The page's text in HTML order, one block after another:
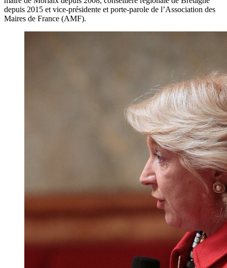
depuis 2015 et vice-présidente et porte-parole de l’Association des
Maires de France (AMF).